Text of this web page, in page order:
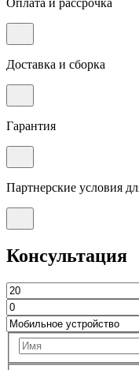
Оплата и рассрочка
Доставка и сборка
Гарантия
Партнерские условия
Консультация